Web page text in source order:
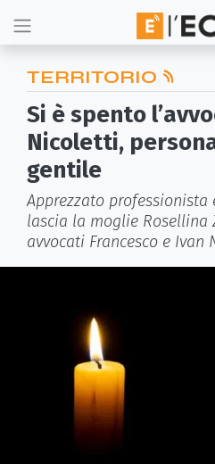
TERRITORIO
Si è spento
Nicoletti,
gentile
Apprezzato professionista
lascia la moglie
avvocati Francesco e Ivan